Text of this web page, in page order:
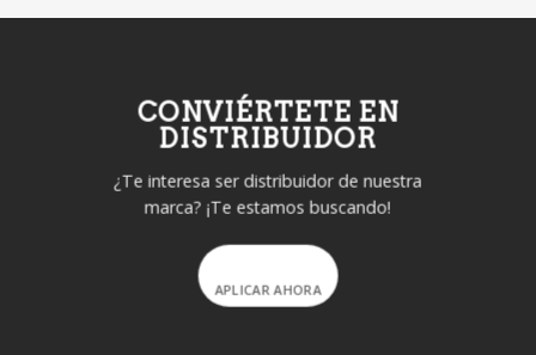
CONVIÉRTETE EN
DISTRIBUIDOR
¿Te interesa ser distribuidor de nuestra
marca? ¡Te estamos buscando!
APLICAR AHORA